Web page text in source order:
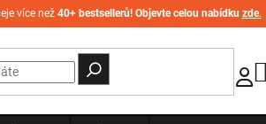
více než 40+ bestsellerů! Objevte celou nabídku zde.